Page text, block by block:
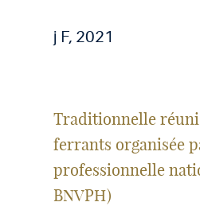
j F, 2021
Traditionnelle
ferrants organisée
professionnelle
BNVPH)